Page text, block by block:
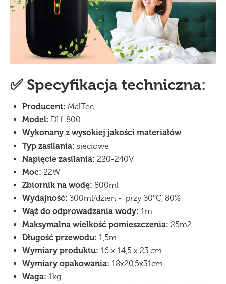
✅ Specyfikacja techniczna:
Producent: MalTec
Model: DH-800
Wykonany z wysokiej jakości materiałów
Typ zasilania: sieciowe
Napięcie zasilania: 220-240V
Moc: 22W
Zbiornik na wodę: 800ml
Wydajność: 300ml/dzień - przy 30°C, 80%
Wąż do odprowadzania wody: 1m
Maksymalna wielkość pomieszczenia: 25m2
Długość przewodu: 1,5m
Wymiary produktu: 16 x 14,5 x 23 cm
Wymiary opakowania: 18x20,5x31cm
Waga: 1kg